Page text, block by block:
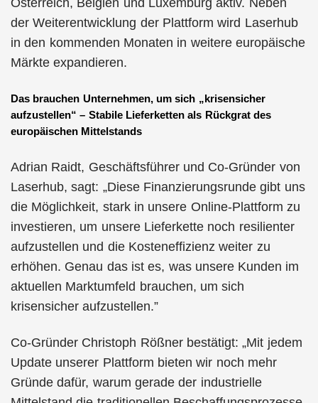
Österreich, Belgien und Luxemburg aktiv. Neben
der Weiterentwicklung der Plattform wird Laserhub
in den kommenden Monaten in weitere europäische
Märkte expandieren.
Das brauchen Unternehmen, um sich „krisensicher
aufzustellen“ – Stabile Lieferketten als Rückgrat des
europäischen Mittelstands
Adrian Raidt, Geschäftsführer und Co-Gründer von
Laserhub, sagt: „Diese Finanzierungsrunde gibt uns
die Möglichkeit, stark in unsere Online-Plattform zu
investieren, um unsere Lieferkette noch resilienter
aufzustellen und die Kosteneffizienz weiter zu
erhöhen. Genau das ist es, was unsere Kunden im
aktuellen Marktumfeld brauchen, um sich
krisensicher aufzustellen.”
Co-Gründer Christoph Rößner bestätigt: „Mit jedem
Update unserer Plattform bieten wir noch mehr
Gründe dafür, warum gerade der industrielle